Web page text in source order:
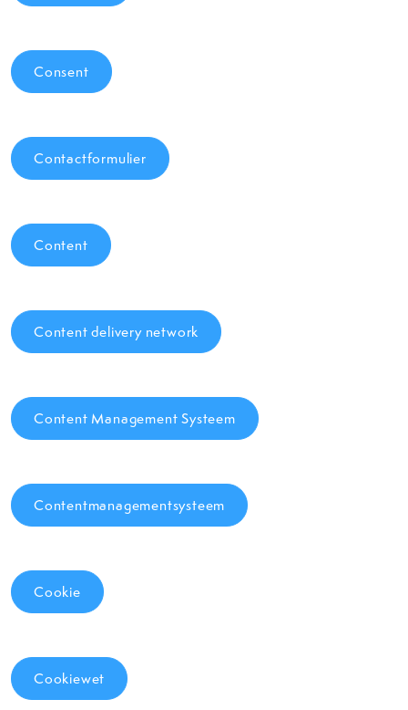
Consent
Contactformulier
Content
Content delivery network
Content Management Systeem
Contentmanagementsysteem
Cookie
Cookiewet